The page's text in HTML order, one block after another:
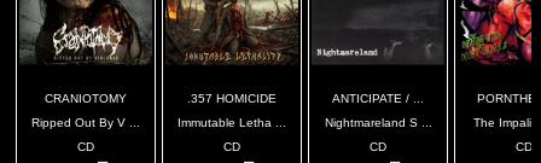
CRANIOTOMY
Ripped Out By V ...
CD
.357 HOMICIDE
Immutable Letha ...
CD
ANTICIPATE / ...
Nightmareland S ...
CD
The
CD